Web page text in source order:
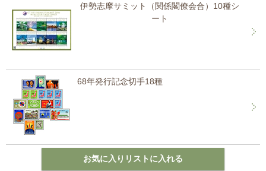
伊勢志摩サミット（関係閣僚会合）10種シ
ート
68年発行記念切手18種